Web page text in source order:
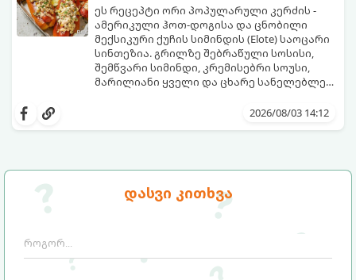
დასვი კითხვა
ეს რეცეპტი ორი პოპულარული კერძის -
ამერიკული ჰოთ-დოგისა და ცნობილი
მექსიკური ქუჩის სიმინდის (Elote) საოცარი
სინთეზია. გრილზე შებრაწული სოსისი,
შემწვარი სიმინდი, კრემისებრი სოუსი,
მარილიანი ყველი და ცხარე სანელებლები
წვეულებებისთვის, ბარბექიუსთვის ან
ულუფა: 8 პორცია
2026/08/03 14:12